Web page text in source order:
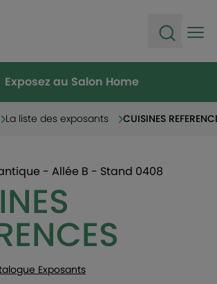
Exposez au Salon Home
La liste des exposants CUISINES
- Allée B - Stand 0408
Exposants